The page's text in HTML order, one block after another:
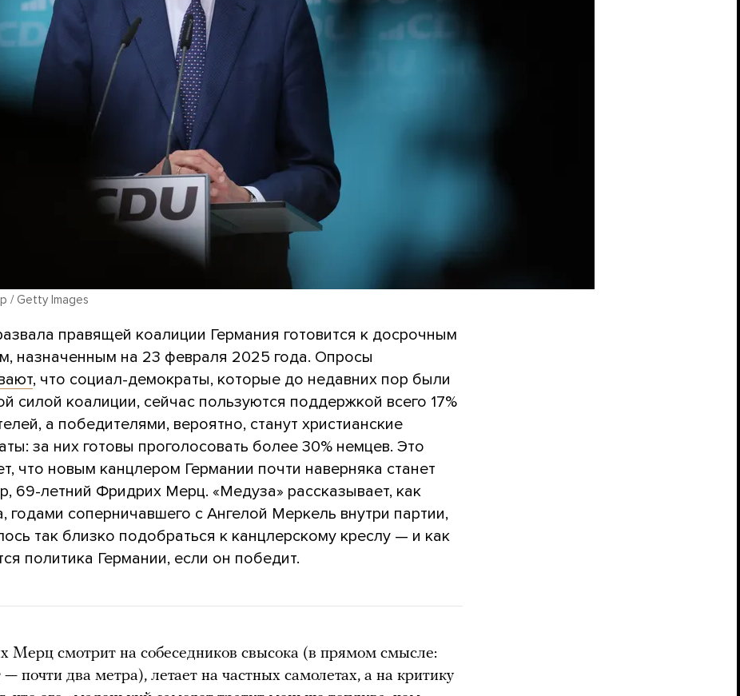
/ Getty Images
правящей коалиции Германия готовится к досрочным
назначенным на 23 февраля 2025 года. Опросы
, что социал-демократы, которые до недавних пор были
силой коалиции, сейчас пользуются поддержкой всего 17%
а победителями, вероятно, станут христианские
за них готовы проголосовать более 30% немцев. Это
что новым канцлером Германии почти наверняка станет
69-летний Фридрих Мерц. «Медуза» рассказывает, как
годами соперничавшего с Ангелой Меркель внутри партии,
так близко подобраться к канцлерскому креслу — и как
политика Германии, если он победит.
Мерц смотрит на собеседников свысока (в прямом смысле:
— почти два метра), летает на частных самолетах, а на критику